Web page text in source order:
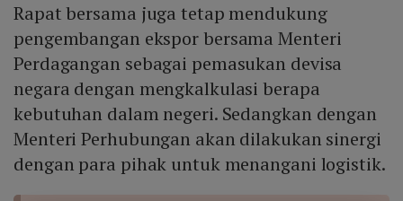
Rapat bersama juga tetap mendukung
pengembangan ekspor bersama Menteri
Perdagangan sebagai pemasukan devisa
negara dengan mengkalkulasi berapa
kebutuhan dalam negeri. Sedangkan dengan
Menteri Perhubungan akan dilakukan sinergi
dengan para pihak untuk menangani logistik.